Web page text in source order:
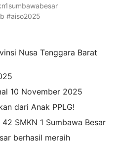
#aiso2025
Nusa Tenggara Barat
10 November 2025
dari Anak PPLG!
SMKN 1 Sumbawa Besar
berhasil meraih